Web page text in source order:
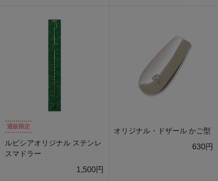
通販限定
ルピシアオリジナル ステンレ
スマドラー
1,500円
オリジナル・ドザール かご型
630円